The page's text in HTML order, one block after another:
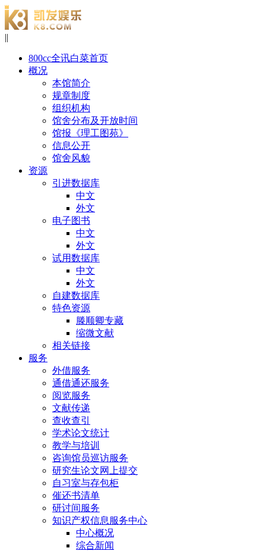
||
800cc全讯白菜首页
概况
本馆简介
规章制度
组织机构
馆舍分布及开放时间
馆报《理工图苑》
信息公开
馆舍风貌
资源
引进数据库
中文
外文
电子图书
中文
外文
试用数据库
中文
外文
自建数据库
特色资源
滕顺卿专藏
缩微文献
相关链接
服务
外借服务
通借通还服务
阅览服务
文献传递
查收查引
学术论文统计
教学与培训
咨询馆员巡访服务
研究生论文网上提交
自习室与存包柜
催还书清单
研讨间服务
知识产权信息服务中心
中心概况
综合新闻